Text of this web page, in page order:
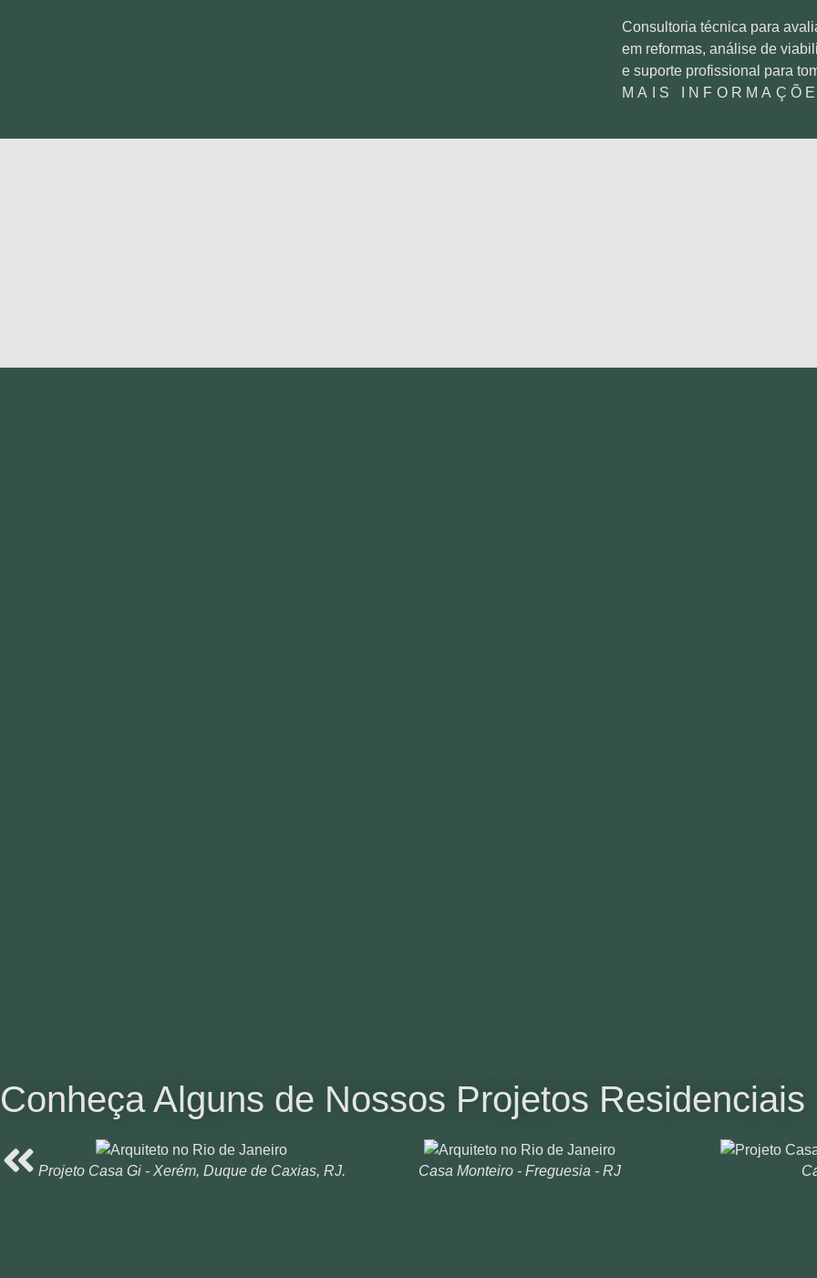
Consultoria técnica para
em reformas, análise de
e suporte profissional para
MAIS
Conheça Alguns de Nossos Projetos Residenciais
Projeto Casa Gi - Xerém, Duque de Caxias, RJ. Casa Monteiro - Freguesia - RJ